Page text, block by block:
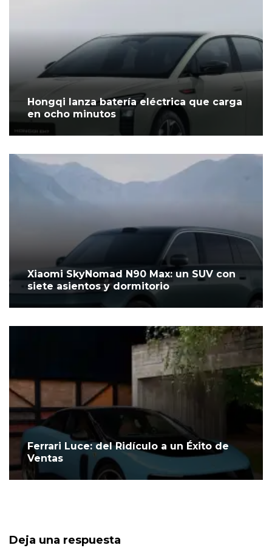
Hongqi lanza batería eléctrica que carga
en ocho minutos
Xiaomi SkyNomad N90 Max: un SUV con
siete asientos y dormitorio
Ferrari Luce: del Ridículo a un Éxito de
Ventas
Deja una respuesta